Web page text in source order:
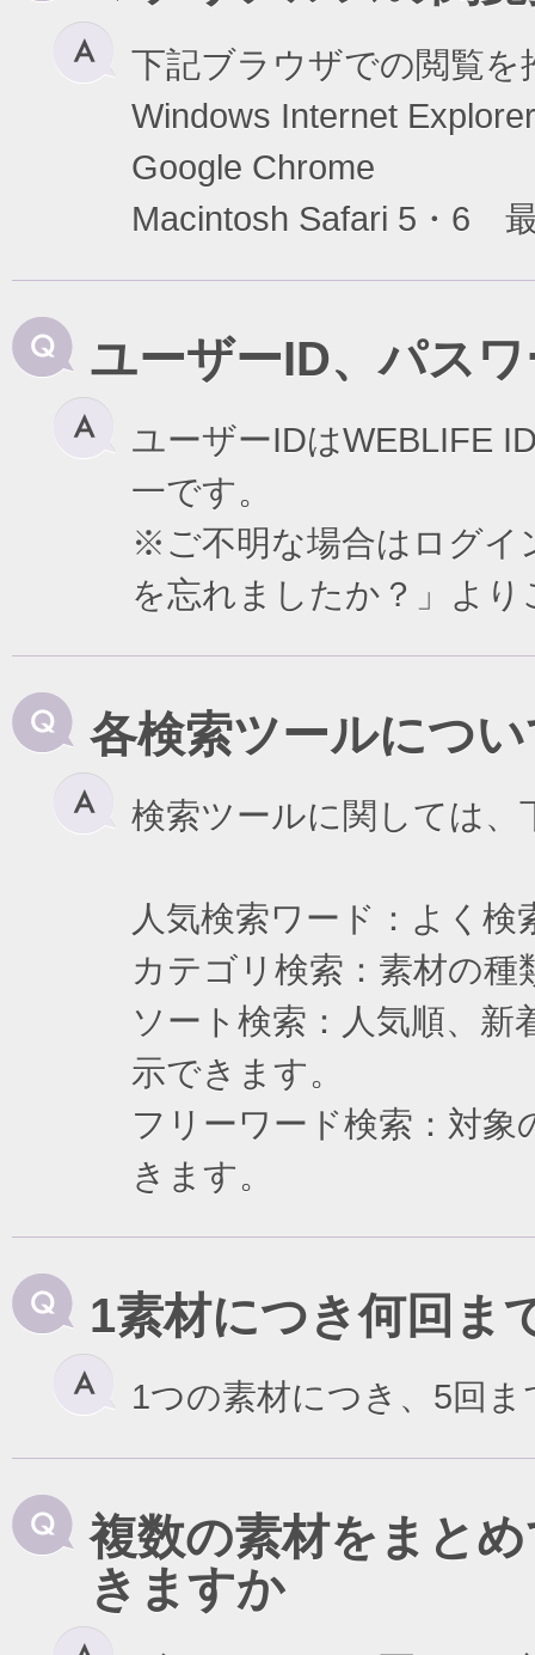
下記ブラウザでの閲覧を
Windows Internet
Google Chrome
Macintosh Safari 5・6
ユーザーID、パス
ユーザーIDはWEBLIFE
一です。
※ご不明な場合はログイ
を忘れましたか？」よ
各検索ツールにつ
検索ツールに関しては
人気検索ワード：よく
カテゴリ検索：素材の
ソート検索：人気順、
示できます。
フリーワード検索：対
きます。
1素材につき何回ま
1つの素材につき、5回
複数の素材をまと
きますか